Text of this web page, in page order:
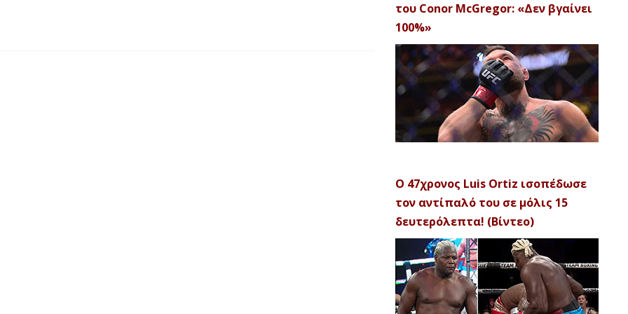
του Conor McGregor: «Δεν βγαίνει
100%»
Ο 47χρονος Luis Ortiz ισοπέδωσε
τον αντίπαλό του σε μόλις 15
δευτερόλεπτα! (Βίντεο)